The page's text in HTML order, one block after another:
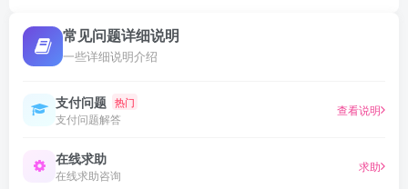
常见问题详细说明
一些详细说明介绍
支付问题 热门
支付问题解答
查看说明
在线求助
在线求助咨询
求助